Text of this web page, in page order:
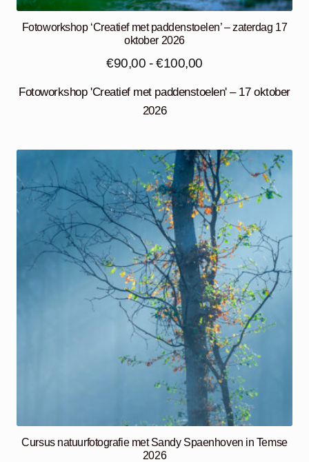
Fotoworkshop ‘Creatief met paddenstoelen’ – zaterdag 17
oktober 2026
€90,00 - €100,00Prijsklasse:
€90,00
Fotoworkshop 'Creatief met paddenstoelen' – 17 oktober
2026
Cursus natuurfotografie met Sandy Spaenhoven in Temse
2026